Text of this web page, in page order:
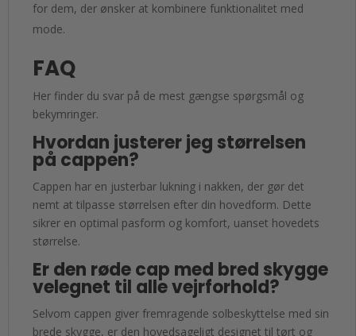
for dem, der ønsker at kombinere funktionalitet med
mode.
FAQ
Her finder du svar på de mest gængse spørgsmål og
bekymringer.
Hvordan justerer jeg størrelsen
på cappen?
Cappen har en justerbar lukning i nakken, der gør det
nemt at tilpasse størrelsen efter din hovedform. Dette
sikrer en optimal pasform og komfort, uanset hovedets
størrelse.
Er den røde cap med bred skygge
velegnet til alle vejrforhold?
Selvom cappen giver fremragende solbeskyttelse med sin
brede skygge, er den hovedsageligt designet til tørt og